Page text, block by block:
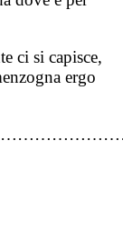
ci si capisce,
ergo